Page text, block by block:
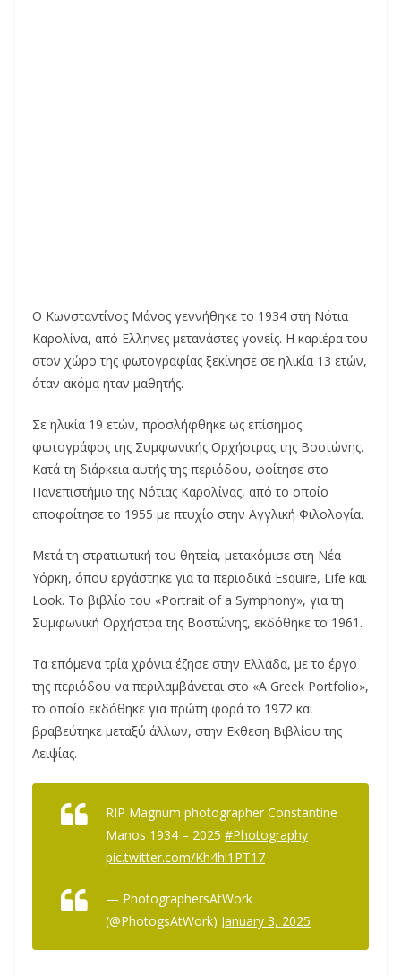
Ο Κωνσταντίνος Μάνος γεννήθηκε το 1934 στη Νότια
Καρολίνα, από Ελληνες μετανάστες γονείς. Η καριέρα του
στον χώρο της φωτογραφίας ξεκίνησε σε ηλικία 13 ετών,
όταν ακόμα ήταν μαθητής.
Σε ηλικία 19 ετών, προσλήφθηκε ως επίσημος
φωτογράφος της Συμφωνικής Ορχήστρας της Βοστώνης.
Κατά τη διάρκεια αυτής της περιόδου, φοίτησε στο
Πανεπιστήμιο της Νότιας Καρολίνας, από το οποίο
αποφοίτησε το 1955 με πτυχίο στην Αγγλική Φιλολογία.
Μετά τη στρατιωτική του θητεία, μετακόμισε στη Νέα
Υόρκη, όπου εργάστηκε για τα περιοδικά Esquire, Life και
Look. Το βιβλίο του «Portrait of a Symphony», για τη
Συμφωνική Ορχήστρα της Βοστώνης, εκδόθηκε το 1961.
Τα επόμενα τρία χρόνια έζησε στην Ελλάδα, με το έργο
της περιόδου να περιλαμβάνεται στο «A Greek Portfolio»,
το οποίο εκδόθηκε για πρώτη φορά το 1972 και
βραβεύτηκε μεταξύ άλλων, στην Εκθεση Βιβλίου της
Λειψίας.
RIP Magnum photographer Constantine
Manos 1934 – 2025 #Photography
pic.twitter.com/Kh4hl1PT17
— PhotographersAtWork
(@PhotogsAtWork) January 3, 2025